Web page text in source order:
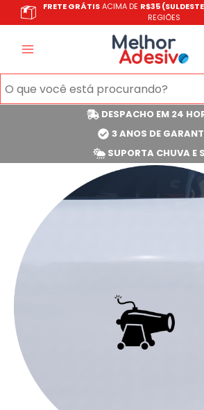
para
FRETE GRÁTISACIMA DE R$35
REGIÕES
DESPACHO EM 24
3 ANOS DE
SUPORTA CHUVA E